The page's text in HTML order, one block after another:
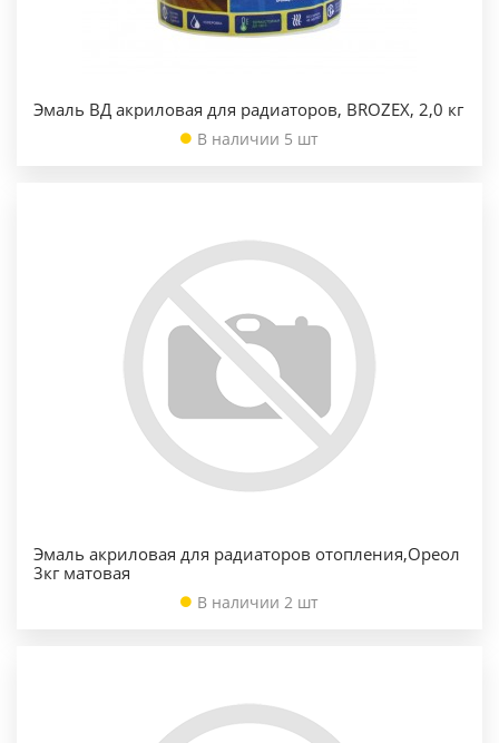
Эмаль ВД акриловая для радиаторов, BROZEX, 2,0 кг
В наличии 5 шт
Эмаль акриловая для радиаторов отопления,Ореол
3кг матовая
В наличии 2 шт